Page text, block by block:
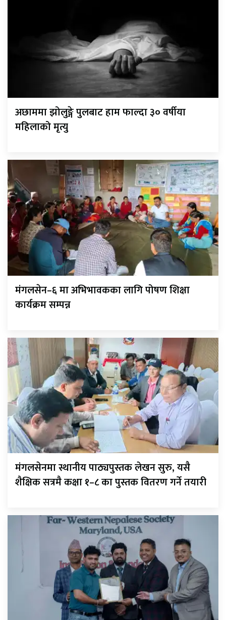
अछाममा झोलुङ्गे पुलबाट हाम फाल्दा ३० वर्षीया
महिलाको मृत्यु
मंगलसेन–६ मा अभिभावकका लागि पोषण शिक्षा
कार्यक्रम सम्पन्न
मंगलसेनमा स्थानीय पाठ्यपुस्तक लेखन सुरु, यसै
शैक्षिक सत्रमै कक्षा १–८ का पुस्तक वितरण गर्ने तयारी